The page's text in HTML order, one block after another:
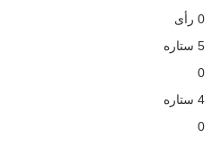
0 رأی
5 ستاره
0
4 ستاره
0